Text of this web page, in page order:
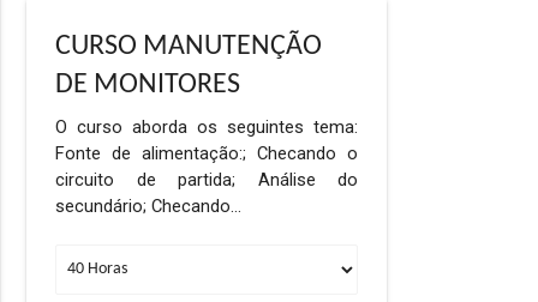
CURSO MANUTENÇÃO
DE MONITORES
O curso aborda os seguintes tema:
Fonte de alimentação:; Checando o
circuito de partida; Análise do
secundário; Checando…